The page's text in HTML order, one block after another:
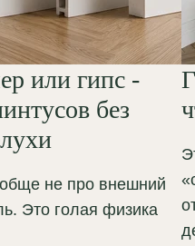
или гипс -
без
не про внешний
Это голая физика